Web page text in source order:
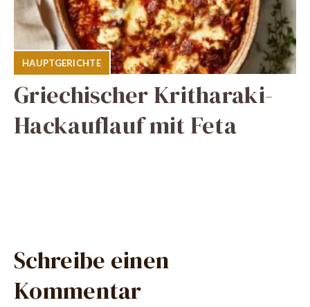
HAUPTGERICHTE
Griechischer Kritharaki-
Hackauflauf mit Feta
Schreibe einen
Kommentar